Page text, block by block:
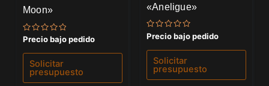
Moon»
Valorado
0
de
Precio bajo pedido
Solicitar
presupuesto
«Aneligue»
Valorado
con
0
de
Precio bajo pedido
Solicitar
presupuesto